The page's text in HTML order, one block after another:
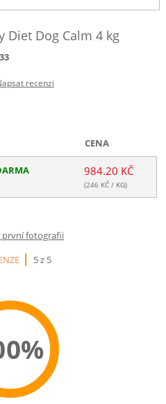
Diet Dog Calm 4 kg
recenzi
CENA
984.20 KČ
(246 KČ / KG)
první fotografii
5 z 5